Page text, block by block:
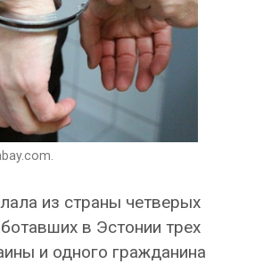
из страны четверых
в Эстонии трех
и одного гражданина